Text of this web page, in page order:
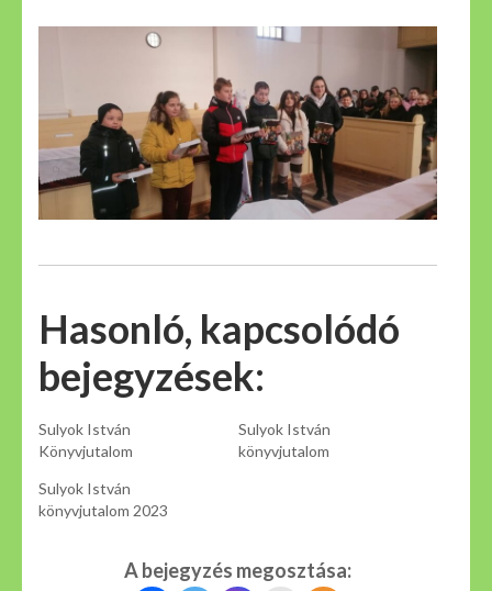
Hasonló, kapcsolódó
bejegyzések:
Sulyok István
Könyvjutalom
Sulyok István
könyvjutalom
Sulyok István
könyvjutalom 2023
A bejegyzés megosztása: